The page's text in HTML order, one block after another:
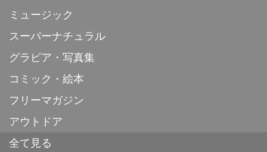
ミュージック
スーパーナチュラル
グラビア・写真集
コミック・絵本
フリーマガジン
アウトドア
全て見る